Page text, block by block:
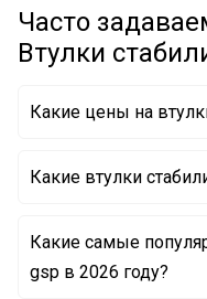
Часто
Втулки
Какие цены на
Какие втулки
Опора,
Опора,
Какие самые
gsp в 2026 году?